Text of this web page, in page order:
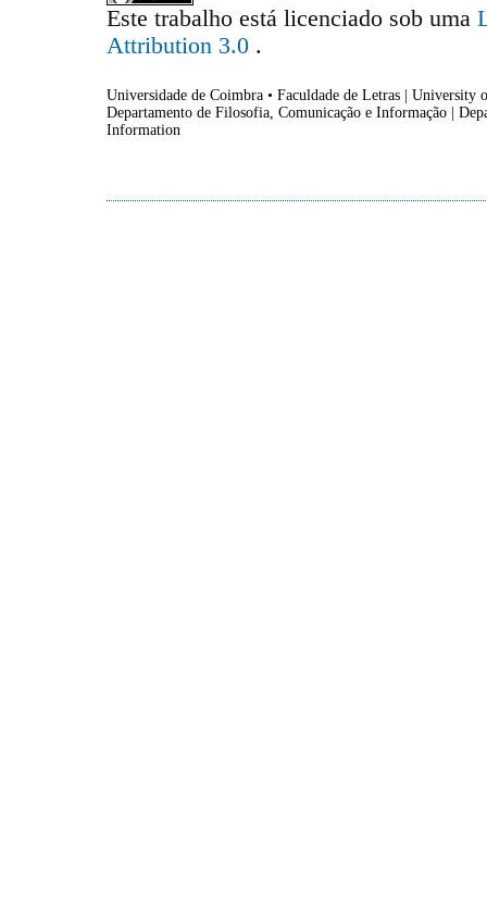
Este trabalho está licenciado sob uma
Attribution 3.0 .
Universidade de Coimbra • Faculdade de Letras |
Departamento de Filosofia, Comunicação e Informação |
Information